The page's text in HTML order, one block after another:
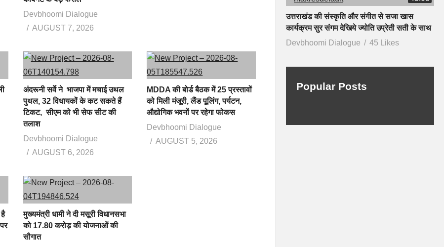
Devbhoomi Dialogue
AUGUST 7, 2026
अंदरूनी सर्वे ने भाजपा में मचाई उथल
पुथल, 32 विधायकों के कट सकते हैं
टिकट, सीएम को भी सेफ सीट की
तलाश
Devbhoomi Dialogue
AUGUST 6, 2026
MDDA की बोर्ड बैठक में 25 प्रस्तावों
को मिली मंजूरी, लैंड पूलिंग, पर्यटन,
औद्योगिक भवनों पर रहेगा फोकस
Devbhoomi Dialogue
AUGUST 5, 2026
है
मुख्यमंत्री धामी ने दी मसूरी विधानसभा
को 17.80 करोड़ की योजनाओं की
सौगात
उत्तराखंड की संस्कृति और संगीत से सजा खास
कार्यक्रम सुर संगम देखिये ज्योति उप्रेती सती के साथ
Devbhoomi Dialogue
45 Likes
Popular Posts